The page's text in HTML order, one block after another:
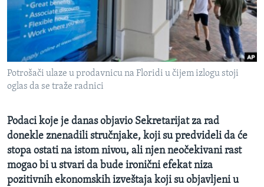
SPORT
INTERVJU
Potrošači ulaze u prodavnicu na Floridi u čijem izlogu stoji
oglas da se traže radnici
Podaci koje je danas objavio Sekretarijat za rad
donekle znenadili stručnjake, koji su predvideli da će
stopa ostati na istom nivou, ali njen neočekivani rast
mogao bi u stvari da bude ironični efekat niza
pozitivnih ekonomskih izveštaja koji su objavljeni u